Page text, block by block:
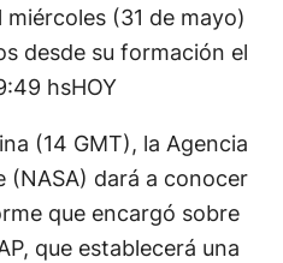
(31 de mayo)
desde su formación el
hsHOY
(14 GMT), la Agencia
(NASA) dará a conocer
que encargó sobre
que establecerá una